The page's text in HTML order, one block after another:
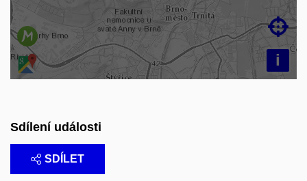
i

Sdílení události
SDÍLET